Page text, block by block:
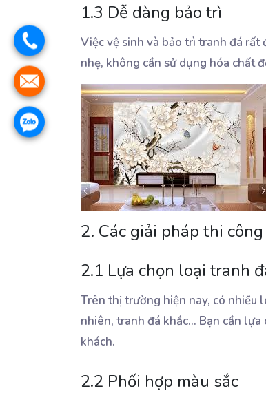
1.3 Dễ dàng bảo trì
Việc vệ sinh và bảo trì tranh đá rất
nhẹ, không cần sử dụng hóa chất
2. Các giải pháp thi
2.1 Lựa chọn loại tranh
Trên thị trường hiện nay, có nhiều
nhiên, tranh đá khắc... Bạn cần
khách.
2.2 Phối hợp màu sắc